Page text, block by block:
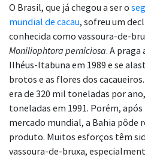
O Brasil, que já chegou a ser o
mundial de cacau, sofreu um
conhecida como vassoura-de-
Moniliophtora perniciosa. A praga
Ilhéus-Itabuna em 1989 e se
brotos e as flores dos
era de 320 mil toneladas por
toneladas em 1991. Porém,
mercado mundial, a Bahia pôde
produto. Muitos esforços têm
vassoura-de-bruxa,